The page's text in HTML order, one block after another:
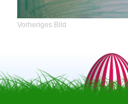
Vorheriges Bild